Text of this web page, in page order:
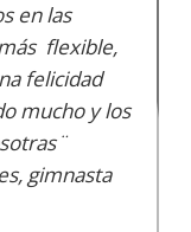
en las
flexible,
felicidad
mucho y los
gimnasta